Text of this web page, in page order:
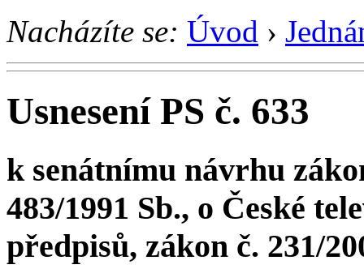
Nacházíte se: Úvod ›
Usnesení PS č. 633
k senátnímu návrhu
483/1991 Sb., o České
předpisů, zákon č. 231/